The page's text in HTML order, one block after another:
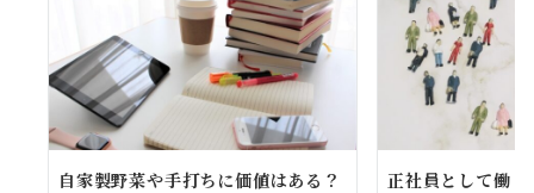
自家製野菜や手打ちに価値はある？ 正社員として働